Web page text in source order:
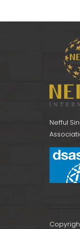
Nefful